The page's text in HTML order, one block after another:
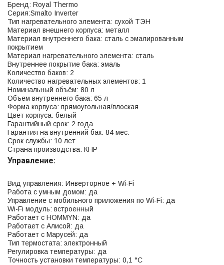
Бренд: Royal Thermo
Серия:Smalto Inverter
Тип нагревательного элемента: сухой ТЭН
Материал внешнего корпуса: металл
Материал внутреннего бака: сталь с эмалированным
покрытием
Материал нагревательного элемента: сталь
Внутреннее покрытие бака: эмаль
Количество баков: 2
Количество нагревательных элементов: 1
Номинальный объём: 80 л
Объем внутреннего бака: 65 л
Форма корпуса: прямоугольная/плоская
Цвет корпуса: белый
Гарантийный срок: 2 года
Гарантия на внутренний бак: 84 мес.
Срок службы: 10 лет
Страна производства: КНР
Управление:
Вид управления: Инверторное + Wi-Fi
Работа с умным домом: да
Управление c мобильного приложения по Wi-Fi: да
Wi-Fi модуль: встроенный
Работает с HOMMYN: да
Работает с Алисой: да
Работает с Марусей: да
Тип термостата: электронный
Регулировка температуры: да
Точность установки температуры: 0,1 °С